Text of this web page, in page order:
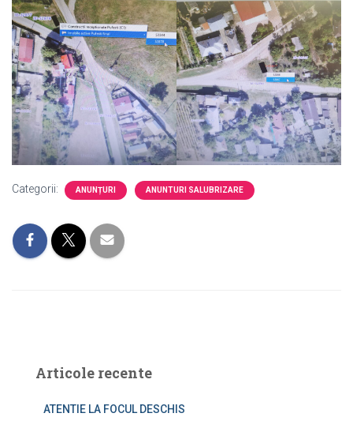
Categorii: ANUNȚURI ANUNTURI SALUBRIZARE
Articole recente
ATENTIE LA FOCUL DESCHIS